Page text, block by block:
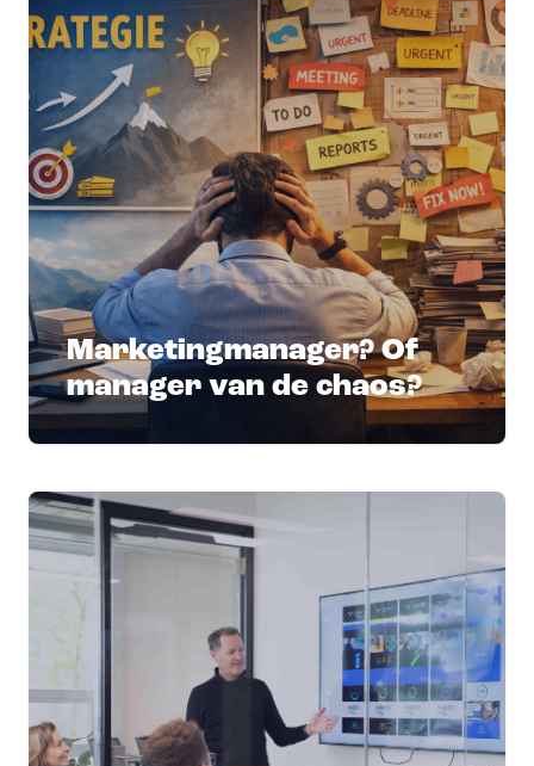
Marketingmanager? Of
manager van de chaos?